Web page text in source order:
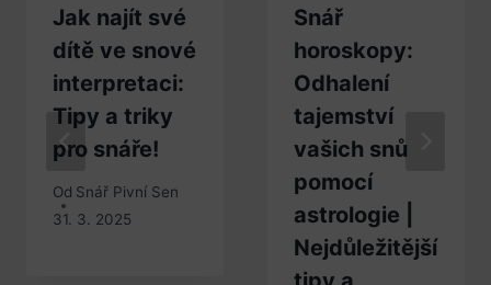
Jak najít své
dítě ve snové
interpretaci:
Tipy a triky
pro snáře!
Od Snář Pivní Sen
31. 3. 2025
Snář
horoskopy:
Odhalení
tajemství
vašich snů
pomocí
astrologie |
Nejdůležitější